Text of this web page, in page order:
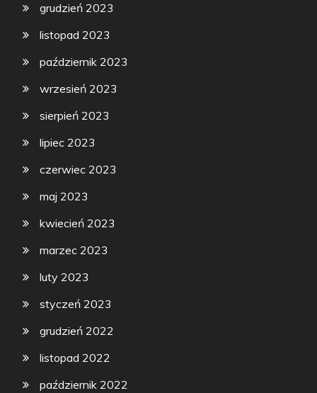
grudzień 2023
listopad 2023
październik 2023
wrzesień 2023
sierpień 2023
lipiec 2023
czerwiec 2023
maj 2023
kwiecień 2023
marzec 2023
luty 2023
styczeń 2023
grudzień 2022
listopad 2022
październik 2022